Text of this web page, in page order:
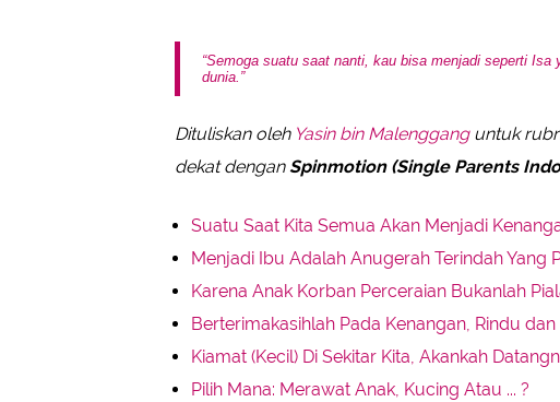
“Semoga suatu saat nanti, kau bisa menjadi seperti
dunia.”
Dituliskan oleh Yasin bin Malengganguntuk
dekat dengan Spinmotion (Single Parents
Suatu Saat Kita Semua Akan Menjadi
Menjadi Ibu Adalah Anugerah Terindah Yang
Karena Anak Korban Perceraian Bukanlah
Berterimakasihlah Pada Kenangan, Rindu
Kiamat (Kecil) Di Sekitar Kita, Akankah
Pilih Mana: Merawat Anak, Kucing Atau ... ?